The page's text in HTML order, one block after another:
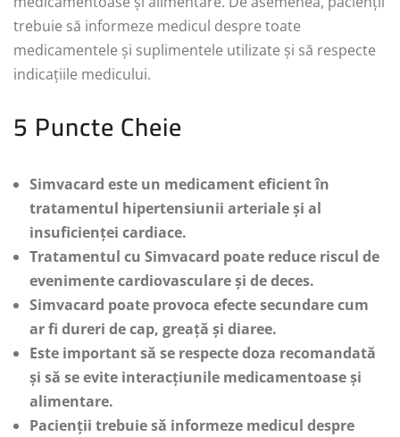
trebuie să informeze medicul despre toate
medicamentele și suplimentele utilizate și să respecte
indicațiile medicului.
5 Puncte Cheie
Simvacard este un medicament eficient în
tratamentul hipertensiunii arteriale și al
insuficienței cardiace.
Tratamentul cu Simvacard poate reduce riscul de
evenimente cardiovasculare și de deces.
Simvacard poate provoca efecte secundare cum
ar fi dureri de cap, greață și diaree.
Este important să se respecte doza recomandată
și să se evite interacțiunile medicamentoase și
alimentare.
Pacienții trebuie să informeze medicul despre